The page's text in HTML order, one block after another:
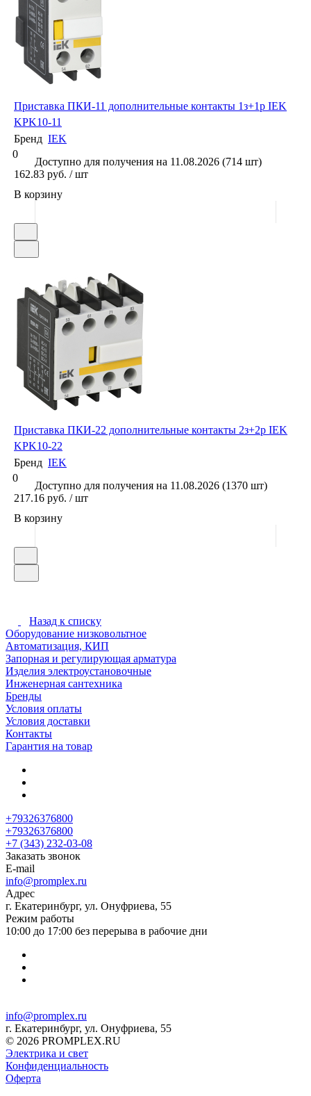
Приставка ПКИ-11 дополнительные контакты 1з+1р IEK
KPK10-11
Бренд IEK
0
Доступно для получения на 11.08.2026 (714 шт)
162.83 руб. / шт
В корзину
Приставка ПКИ-22 дополнительные контакты 2з+2р IEK
KPK10-22
Бренд IEK
0
Доступно для получения на 11.08.2026 (1370 шт)
217.16 руб. / шт
В корзину
Назад к списку
Оборудование низковольтное
Автоматизация, КИП
Запорная и регулирующая арматура
Изделия электроустановочные
Инженерная сантехника
Бренды
Условия оплаты
Условия доставки
Контакты
Гарантия на товар
+79326376800
+79326376800
+7 (343) 232-03-08
Заказать звонок
E-mail
info@promplex.ru
Адрес
г. Екатеринбург, ул. Онуфриева, 55
Режим работы
10:00 до 17:00 без перерыва в рабочие дни
info@promplex.ru
г. Екатеринбург, ул. Онуфриева, 55
© 2026 PROMPLEX.RU
Электрика и свет
Конфиденциальность
Оферта